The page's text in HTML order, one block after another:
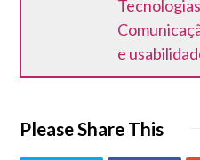
e
Please Share This